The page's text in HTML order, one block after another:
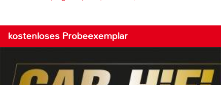
kostenloses Probeexemplar